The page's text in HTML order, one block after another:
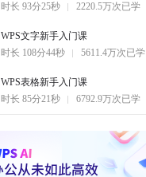
时长 93分25秒
2220.5万次已学
WPS文字新手入门课
时长 108分44秒
5611.4万次已学
WPS表格新手入门课
时长 85分21秒
6792.9万次已学